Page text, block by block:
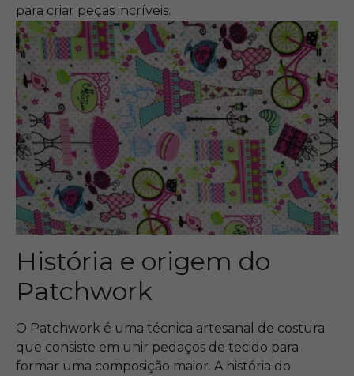
para criar peças incríveis.
História e origem do
Patchwork
O Patchwork é uma técnica artesanal de costura
que consiste em unir pedaços de tecido para
formar uma composição maior. A história do